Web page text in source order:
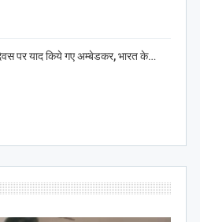
दिवस पर याद किये गए अम्बेडकर, भारत के…